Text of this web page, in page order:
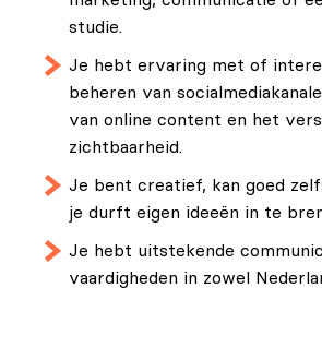
studie.
Je hebt ervaring met of
beheren van
van online content en het
zichtbaarheid.
Je bent creatief, kan goed
je durft eigen ideeën in te
Je hebt uitstekende
vaardigheden in zowel